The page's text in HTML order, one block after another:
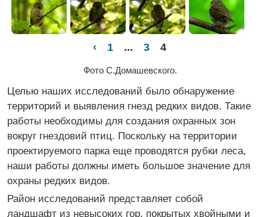
‹ 1 ... 3 4
Фото С.Домашевского.
Целью наших исследований было обнаружение
территорий и выявления гнезд редких видов. Такие
работы необходимы для создания охранных зон
вокруг гнездовий птиц. Поскольку на территории
проектируемого парка еще проводятся рубки леса,
наши работы должны иметь большое значение для
охраны редких видов.
Район исследований представляет собой
ландшафт из невысоких гор, покрытых хвойными и